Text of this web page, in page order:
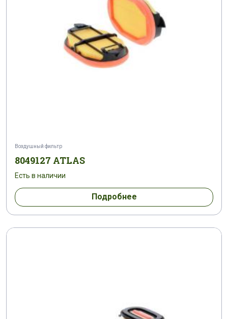
Воздушный фильтр
8049127 ATLAS
Есть в наличии
Подробнее